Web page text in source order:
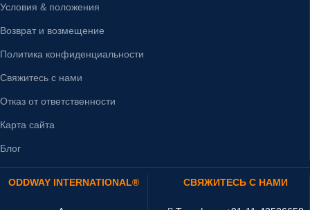
Условия & положения
Возврат и возмещение
Политика конфиденциальности
Свяжитесь с нами
Отказ от ответственности
Карта сайта
Блог
ODDWAY INTERNATIONAL® СВЯЖИТЕСЬ С НАМИ